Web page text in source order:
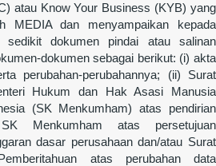
atau Know Your Business (KYB) yang
MEDIA dan menyampaikan kepada
sedikit dokumen pindai atau salinan
dokumen sebagai berikut: (i) akta
perubahan-perubahannya; (ii) Surat
Hukum dan Hak Asasi Manusia
(SK Menkumham) atas pendirian
SK Menkumham atas persetujuan
dasar perusahaan dan/atau Surat
atas perubahan data